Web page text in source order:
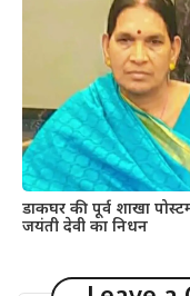
डाकघर की पूर्व शाखा
जयंती देवी का निधन